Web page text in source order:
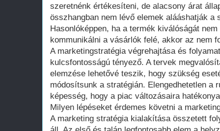
szeretnénk értékesíteni, de alacsony árat
összhangban nem lévő elemek alááshatják a
Hasonlóképpen, ha a termék kiválóságát
kommunikálni a vásárlók felé, akkor az nem
A marketingstratégia végrehajtása és
kulcsfontosságú tényező. A tervek
elemzése lehetővé teszik, hogy szükség
módosítsunk a stratégián. Elengedhetetlen a
képesség, hogy a piac változásaira
Milyen lépéseket érdemes követni a
A marketing stratégia kialakítása összetett